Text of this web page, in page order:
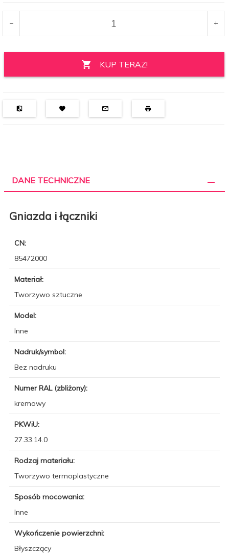
KUP TERAZ!
DANE TECHNICZNE
Gniazda i łączniki
CN:
85472000
Materiał:
Tworzywo sztuczne
Model:
Inne
Nadruk/symbol:
Bez nadruku
Numer RAL (zbliżony):
kremowy
PKWiU:
27.33.14.0
Rodzaj materiału:
Tworzywo termoplastyczne
Sposób mocowania:
Inne
Wykończenie powierzchni:
Błyszczący